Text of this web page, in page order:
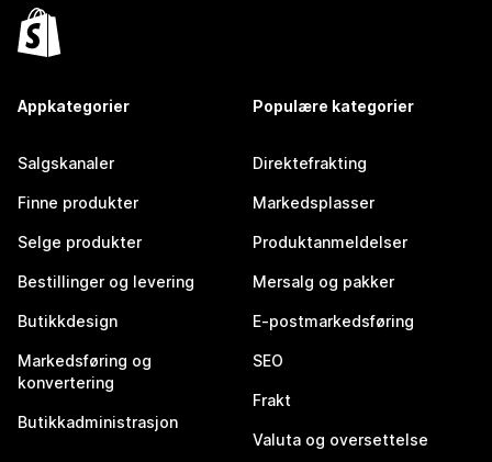
Appkategorier
Salgskanaler
Finne produkter
Selge produkter
Bestillinger og levering
Butikkdesign
Markedsføring og
konvertering
Butikkadministrasjon
Populære kategorier
Direktefrakting
Markedsplasser
Produktanmeldelser
Mersalg og pakker
E-postmarkedsføring
SEO
Frakt
Valuta og oversettelse